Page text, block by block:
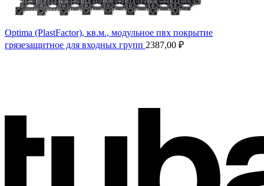
Optima (PlastFactor), кв.м., модульное пвх покрытие
грязезащитное для входных групп 2387,00 ₽